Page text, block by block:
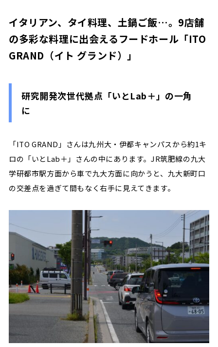
イタリアン、タイ料理、土鍋ご飯…。9店舗
の多彩な料理に出会えるフードホール「ITO
GRAND（イト グランド）」
研究開発次世代拠点「いとLab＋」の一角
に
「ITO GRAND」さんは九州大・伊都キャンパスから約1キ
ロの「いとLab＋」さんの中にあります。JR筑肥線の九大
学研都市駅方面から車で九大方面に向かうと、九大新町口
の交差点を過ぎて間もなく右手に見えてきます。